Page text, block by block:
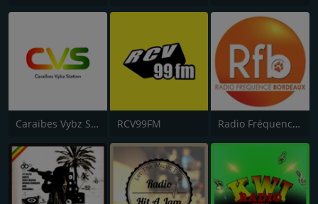
Caraïbes Vybz Station RCV99FM Radio Fréquence Bordeaux